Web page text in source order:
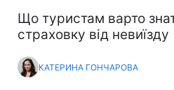
Що туристам варто
страховку від невиїзду
КАТЕРИНА ГОНЧАРОВА